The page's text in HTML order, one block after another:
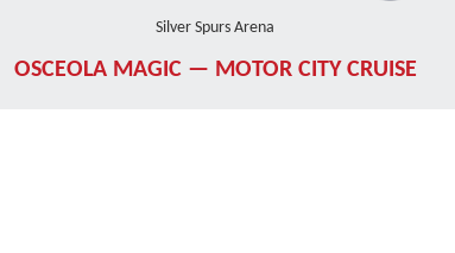
Silver Spurs Arena
OSCEOLA MAGIC — MOTOR CITY CRUISE